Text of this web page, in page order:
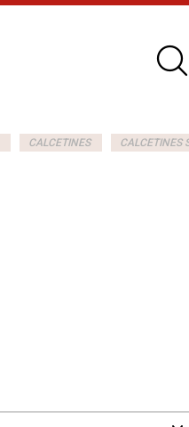
CALCETINES CALCETINES